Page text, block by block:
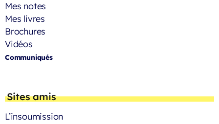
Mes notes
Mes livres
Brochures
Vidéos
Communiqués
Sites amis
L’insoumission